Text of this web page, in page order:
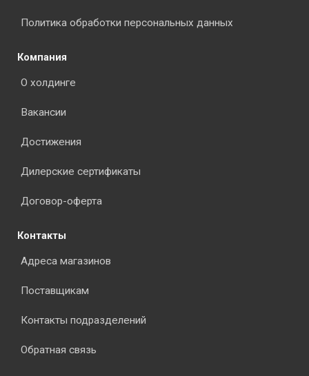
Политика обработки персональных данных
Компания
О холдинге
Вакансии
Достижения
Дилерские сертификаты
Договор-оферта
Контакты
Адреса магазинов
Поставщикам
Контакты подразделений
Обратная связь